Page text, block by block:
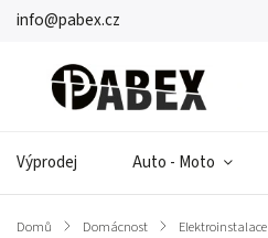
info@pabex.cz
Výprodej Auto - Moto
Domů / Domácnost / Elektroinstalace